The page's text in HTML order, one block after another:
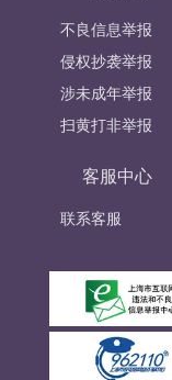
不良信息举报
侵权抄袭举报
涉未成年举报
扫黄打非举报
客服中心
联系客服